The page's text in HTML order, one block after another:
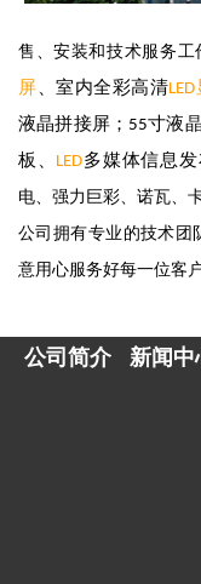
售、安装和技术服务工
屏 、室内全彩高清LED
液晶拼接屏； 55寸液
板、 LED多媒体信息
电、强力巨彩、诺瓦、
公司拥有专业的技术团
意用心服务好每一位客户
公司简介 新闻中